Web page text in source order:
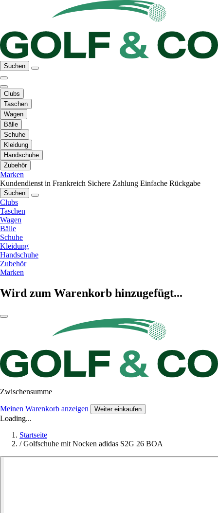
Suchen
Clubs
Taschen
Wagen
Bälle
Schuhe
Kleidung
Handschuhe
Zubehör
Marken
Kundendienst in Frankreich Sichere Zahlung Einfache Rückgabe
Suchen
Clubs
Taschen
Wagen
Bälle
Schuhe
Kleidung
Handschuhe
Zubehör
Marken
Wird zum Warenkorb hinzugefügt...
Zwischensumme
Meinen Warenkorb anzeigen Weiter einkaufen
Loading...
Startseite
/ Golfschuhe mit Nocken adidas S2G 26 BOA